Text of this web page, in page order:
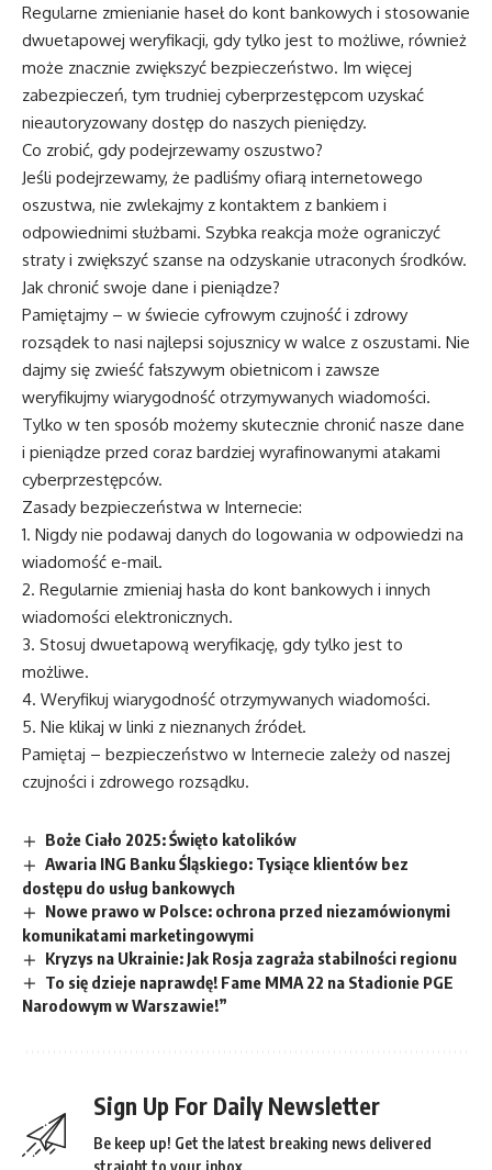
Regularne zmienianie haseł do kont bankowych i stosowanie
dwuetapowej weryfikacji, gdy tylko jest to możliwe, również
może znacznie zwiększyć bezpieczeństwo. Im więcej
zabezpieczeń, tym trudniej cyberprzestępcom uzyskać
nieautoryzowany dostęp do naszych pieniędzy.
Co zrobić, gdy podejrzewamy oszustwo?
Jeśli podejrzewamy, że padliśmy ofiarą internetowego
oszustwa, nie zwlekajmy z kontaktem z bankiem i
odpowiednimi służbami. Szybka reakcja może ograniczyć
straty i zwiększyć szanse na odzyskanie utraconych środków.
Jak chronić swoje dane i pieniądze?
Pamiętajmy – w świecie cyfrowym czujność i zdrowy
rozsądek to nasi najlepsi sojusznicy w walce z oszustami. Nie
dajmy się zwieść fałszywym obietnicom i zawsze
weryfikujmy wiarygodność otrzymywanych wiadomości.
Tylko w ten sposób możemy skutecznie chronić nasze dane
i pieniądze przed coraz bardziej wyrafinowanymi atakami
cyberprzestępców.
Zasady bezpieczeństwa w Internecie:
1. Nigdy nie podawaj danych do logowania w odpowiedzi na
wiadomość e-mail.
2. Regularnie zmieniaj hasła do kont bankowych i innych
wiadomości elektronicznych.
3. Stosuj dwuetapową weryfikację, gdy tylko jest to
możliwe.
4. Weryfikuj wiarygodność otrzymywanych wiadomości.
5. Nie klikaj w linki z nieznanych źródeł.
Pamiętaj – bezpieczeństwo w Internecie zależy od naszej
czujności i zdrowego rozsądku.
Boże Ciało 2025: Święto katolików
Awaria ING Banku Śląskiego: Tysiące klientów bez
dostępu do usług bankowych
Nowe prawo w Polsce: ochrona przed niezamówionymi
komunikatami marketingowymi
Kryzys na Ukrainie: Jak Rosja zagraża stabilności regionu
To się dzieje naprawdę! Fame MMA 22 na Stadionie PGE
Narodowym w Warszawie!”
Sign Up For Daily Newsletter
Be keep up! Get the latest breaking news delivered